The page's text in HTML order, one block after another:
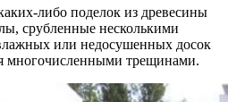
либо поделок из древесины
срубленные несколькими
или недосушенных досок
многочисленными трещинами.